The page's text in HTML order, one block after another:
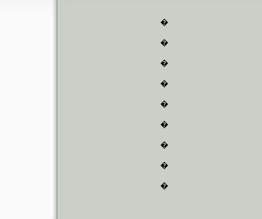
�
�
�
�
�
�
�
�
�